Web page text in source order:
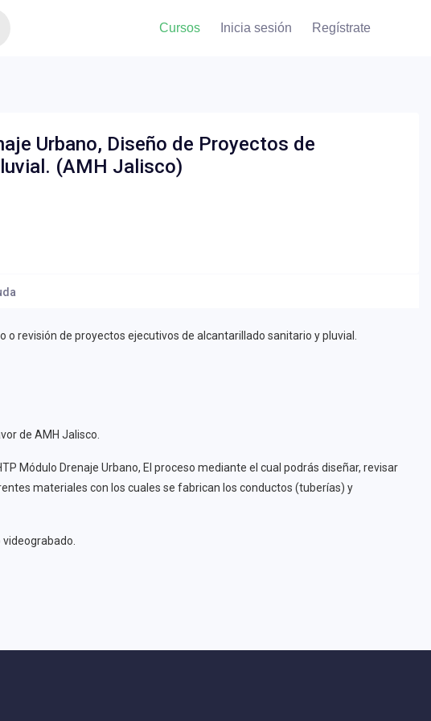
Cursos Inicia sesión Regístrate
Urbano, Diseño de Proyectos de
(AMH Jalisco)
revisión de proyectos ejecutivos de alcantarillado sanitario y pluvial.
de AMH Jalisco.
Módulo Drenaje Urbano, El proceso mediante el cual podrás diseñar, revisar
materiales con los cuales se fabrican los conductos (tuberías) y